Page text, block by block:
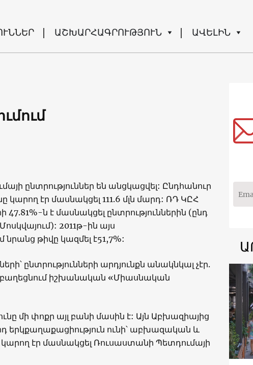
ԱՇԽԱՐՀԱԳՐՈՒԹՅՈՒՆ ԱՎԵԼԻՆ
ընտրություններ են անցկացվել: Ընդհանուր
կարող էր մասնակցել 111.6 մլն մարդ: ՌԴ ԿԸՀ
47.81%-ն է մասնակցել ընտրություններին (ընդ
2011թ-ին այս
թիվը կազմել է51,7%:
ընտրությունների արդյունքն անակնկալ չէր.
իշխանական «Միասնական
մի փոքր այլ բանի մասին է: Այն Աբխազիայից
երկքաղաքացիություն ունի՝ աբխազական և
էր մասնակցել Ռուսաստանի Պետդումայի